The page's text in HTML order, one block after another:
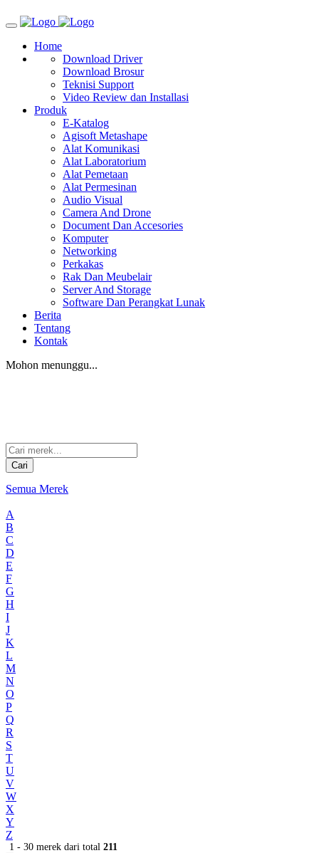
Home
Download Driver
Download Brosur
Teknisi Support
Video Review dan Installasi
Produk
E-Katalog
Agisoft Metashape
Alat Komunikasi
Alat Laboratorium
Alat Pemetaan
Alat Permesinan
Audio Visual
Camera And Drone
Document Dan Accesories
Komputer
Networking
Perkakas
Rak Dan Meubelair
Server And Storage
Software Dan Perangkat Lunak
Berita
Tentang
Kontak
Mohon menunggu...
Cari
Semua Merek
A
B
C
D
E
F
G
H
I
J
K
L
M
N
O
P
Q
R
S
T
U
V
W
X
Y
Z
1 - 30 merek dari total 211